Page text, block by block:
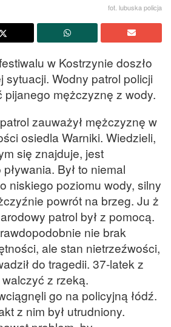
fot. lubuska policja
w Kostrzynie doszło
sytuacji. Wodny patrol policji
pijanego mężczyznę z wody.
zauważył mężczyznę w
osiedla Warniki. Wiedzieli,
się znajduje, jest
Był to niemal
niskiego poziomu wody, silny
powrót na brzeg. Ju ż
patrol był z pomocą.
nie brak
ale stan nietrzeźwości,
do tragedii. 37-latek z
walczyć z rzeką.
go na policyjną łódź.
z nim był utrudniony.